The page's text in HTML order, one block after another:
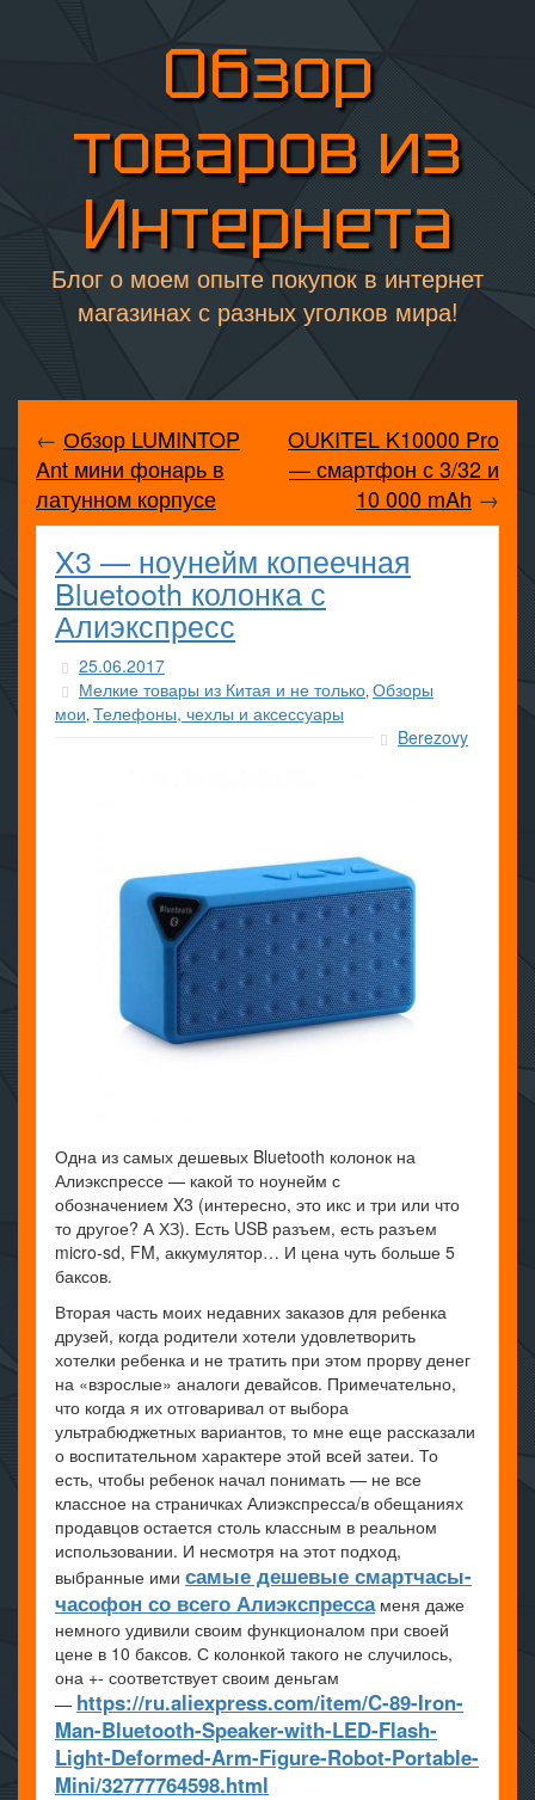
Обзор
товаров из
Интернета
Блог о моем опыте покупок в интернет
магазинах с разных уголков мира!
← Обзор LUMINTOP
Ant мини фонарь в
латунном корпусе
OUKITEL K10000 Pro
— смартфон с 3/32 и
10 000 mAh →
X3 — ноунейм копеечная
Bluetooth колонка с
Алиэкспресс
25.06.2017
Мелкие товары из Китая и не только, Обзоры
мои, Телефоны, чехлы и аксессуары
Berezovy
Одна из самых дешевых Bluetooth колонок на
Алиэкспрессе — какой то ноунейм с
обозначением X3 (интересно, это икс и три или что
то другое? А ХЗ). Есть USB разъем, есть разъем
micro-sd, FM, аккумулятор… И цена чуть больше 5
баксов.
Вторая часть моих недавних заказов для ребенка
друзей, когда родители хотели удовлетворить
хотелки ребенка и не тратить при этом прорву денег
на «взрослые» аналоги девайсов. Примечательно,
что когда я их отговаривал от выбора
ультрабюджетных вариантов, то мне еще рассказали
о воспитательном характере этой всей затеи. То
есть, чтобы ребенок начал понимать — не все
классное на страничках Алиэкспресса/в обещаниях
продавцов остается столь классным в реальном
использовании. И несмотря на этот подход,
выбранные ими самые дешевые смартчасы-
часофон со всего Алиэкспрессаменя даже
немного удивили своим функционалом при своей
цене в 10 баксов. С колонкой такого не случилось,
она +- соответствует своим деньгам
— https://ru.aliexpress.com/item/C-89-Iron-
Man-Bluetooth-Speaker-with-LED-Flash-
Light-Deformed-Arm-Figure-Robot-Portable-
Mini/32777764598.html